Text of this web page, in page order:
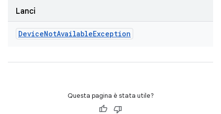
Lanci
DeviceNotAvailableException
Questa pagina è stata utile?